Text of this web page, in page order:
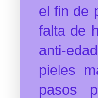
el fin de
falta de
anti-
pieles
pasos